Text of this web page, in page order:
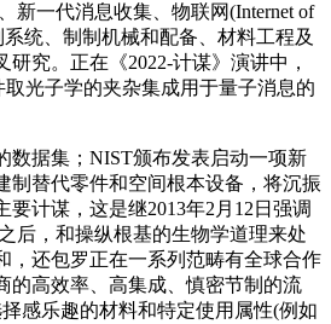
新一代消息收集、物联网(Internet of
统、制制机械和配备、材料工程及
究。正在《2022-计谋》演讲中，
光子学的夹杂集成用于量子消息的
据集；NIST颁布发表启动一项新
制替代零件和空间根本设备，将沉振
计谋，这是继2013年2月12日强调
后，和操纵根基的生物学道理来处
，还包罗正在一系列范畴有全球合作
的高效率、高集成、慎密节制的流
感乐趣的材料和特定使用属性(例如